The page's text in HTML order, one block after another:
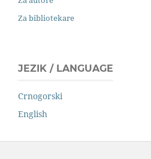
Za bibliotekare
JEZIK / LANGUAGE
Crnogorski
English